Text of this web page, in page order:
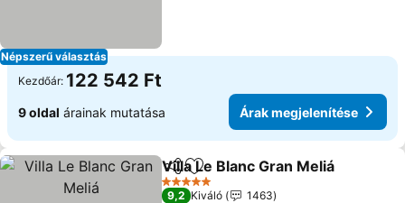
Népszerű választás
Kezdőár: 122 542 Ft
9 oldal árainak mutatása Árak megjelenítése
Megosztás
Hozzáadás a kedvencekhez
Villa Le Blanc Gran Meliá
5 Kategória
9,2 Kiváló
1463